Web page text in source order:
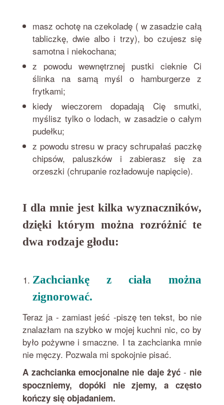
masz ochotę na czekoladę ( w zasadzie całą
tabliczkę, dwie albo i trzy), bo czujesz się
samotna i niekochana;
z powodu wewnętrznej pustki cieknie Ci
ślinka na samą myśl o hamburgerze z
frytkami;
kiedy wieczorem dopadają Cię smutki,
myślisz tylko o lodach, w zasadzie o całym
pudełku;
z powodu stresu w pracy schrupałaś paczkę
chipsów, paluszków i zabierasz się za
orzeszki (chrupanie rozładowuje napięcie).
I dla mnie jest kilka wyznaczników,
dzięki którym można rozróżnić te
dwa rodzaje głodu:
Zachciankę z ciała można
zignorować.
Teraz ja - zamiast jeść -piszę ten tekst, bo nie
znalazłam na szybko w mojej kuchni nic, co by
było pożywne i smaczne. I ta zachcianka mnie
nie męczy. Pozwala mi spokojnie pisać.
A zachcianka emocjonalne nie daje żyć- nie
spoczniemy, dopóki nie zjemy, a często
kończy się objadaniem.